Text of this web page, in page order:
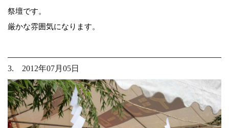
祭壇です。
厳かな雰囲気になります。
3. 2012年07月05日